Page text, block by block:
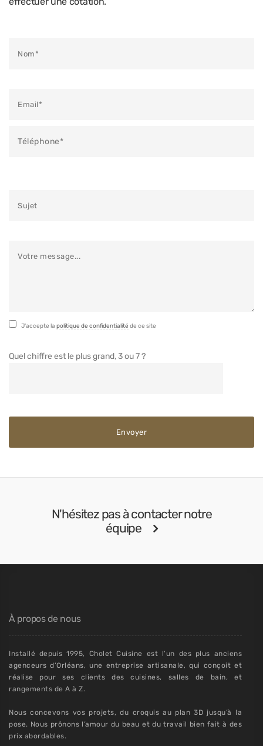
J'accepte lapolitique de confidentialité de ce site
Quel chiffre est le plus grand, 3 ou 7 ?
N'hésitez pas à contacter notre
équipe
À propos de nous
Installé depuis 1995, Cholet Cuisine est l’un des plus anciens
agenceurs d’Orléans, une entreprise artisanale, qui conçoit et
réalise pour ses clients des cuisines, salles de bain, et
rangements de A à Z.
Nous concevons vos projets, du croquis au plan 3D jusqu’à la
pose. Nous prônons l’amour du beau et du travail bien fait à des
prix abordables.